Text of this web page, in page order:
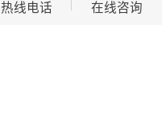
热线电话 在线咨询